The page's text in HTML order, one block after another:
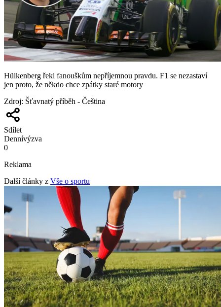
Hülkenberg řekl fanouškům nepříjemnou pravdu. F1 se nezastaví
jen proto, že někdo chce zpátky staré motory
Zdroj: Šťavnatý příběh - Čeština
Sdílet
Dennívýzva
0
Reklama
Další články z Vše o sportu